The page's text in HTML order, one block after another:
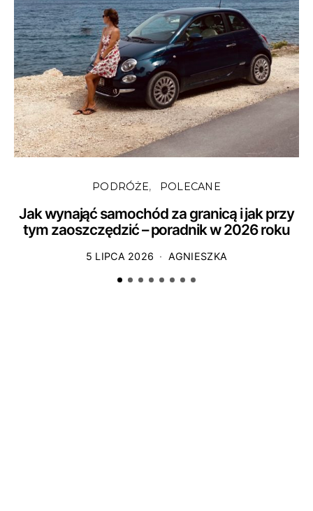
PODRÓŻE POLECANE
Jak wynająć samochód za granicą i jak przy
tym zaoszczędzić – poradnik w 2026 roku
5 LIPCA 2026 AGNIESZKA